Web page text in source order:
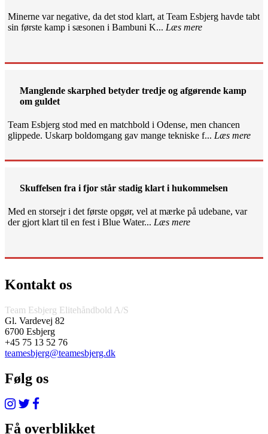
Minerne var negative, da det stod klart, at Team Esbjerg havde tabt
sin første kamp i sæsonen i Bambuni K... Læs mere
Manglende skarphed betyder tredje og afgørende kamp
om guldet
Team Esbjerg stod med en matchbold i Odense, men chancen
glippede. Uskarp boldomgang gav mange tekniske f... Læs mere
Skuffelsen fra i fjor står stadig klart i hukommelsen
Med en storsejr i det første opgør, vel at mærke på udebane, var
der gjort klart til en fest i Blue Water... Læs mere
Kontakt os
Team Esbjerg Elitehåndbold A/S
Gl. Vardevej 82
6700 Esbjerg
+45 75 13 52 76
teamesbjerg@teamesbjerg.dk
Følg os
Få overblikket